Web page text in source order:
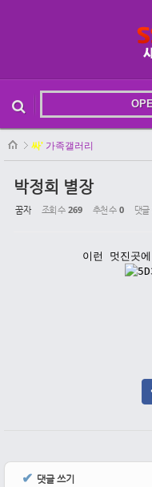
메뉴 건너뛰기
본문시작
싸' 가족갤러리
박정희 별장
꿈자 조회 수 269 추천 수 0 댓글
이런 멋진곳
✔ 댓글 쓰기